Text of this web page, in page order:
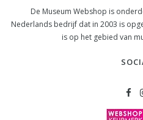
De Museum Webshop is
Nederlands bedrijf dat in 2003 is
is op het gebied van